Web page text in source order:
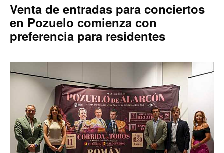
Venta de entradas para conciertos
en Pozuelo comienza con
preferencia para residentes